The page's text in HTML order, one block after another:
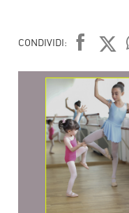
CONDIVIDI: